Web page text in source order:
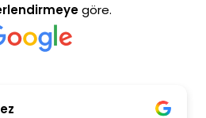
göre.